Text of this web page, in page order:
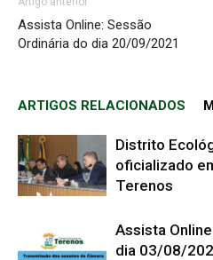
Assista Online: Sessão
Ordinária do dia 20/09/2021
ARTIGOS RELACIONADOS
Distrito
oficializado
Terenos
Assista
dia 03/08/